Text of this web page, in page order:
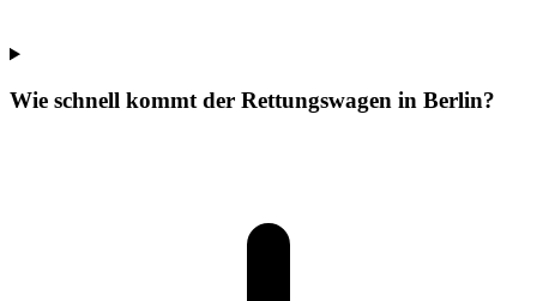
Wie schnell kommt der Rettungswagen in Berlin?